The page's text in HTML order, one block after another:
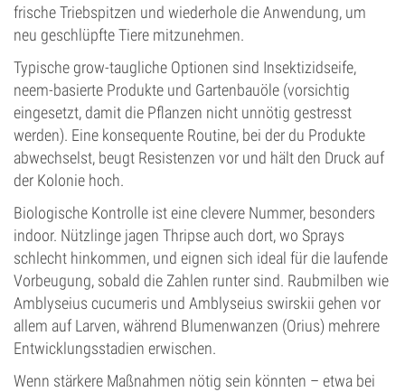
frische Triebspitzen und wiederhole die Anwendung, um
neu geschlüpfte Tiere mitzunehmen.
Typische grow-taugliche Optionen sind Insektizidseife,
neem-basierte Produkte und Gartenbauöle (vorsichtig
eingesetzt, damit die Pflanzen nicht unnötig gestresst
werden). Eine konsequente Routine, bei der du Produkte
abwechselst, beugt Resistenzen vor und hält den Druck auf
der Kolonie hoch.
Biologische Kontrolle ist eine clevere Nummer, besonders
indoor. Nützlinge jagen Thripse auch dort, wo Sprays
schlecht hinkommen, und eignen sich ideal für die laufende
Vorbeugung, sobald die Zahlen runter sind. Raubmilben wie
Amblyseius cucumeris und Amblyseius swirskii gehen vor
allem auf Larven, während Blumenwanzen (Orius) mehrere
Entwicklungsstadien erwischen.
Wenn stärkere Maßnahmen nötig sein könnten – etwa bei